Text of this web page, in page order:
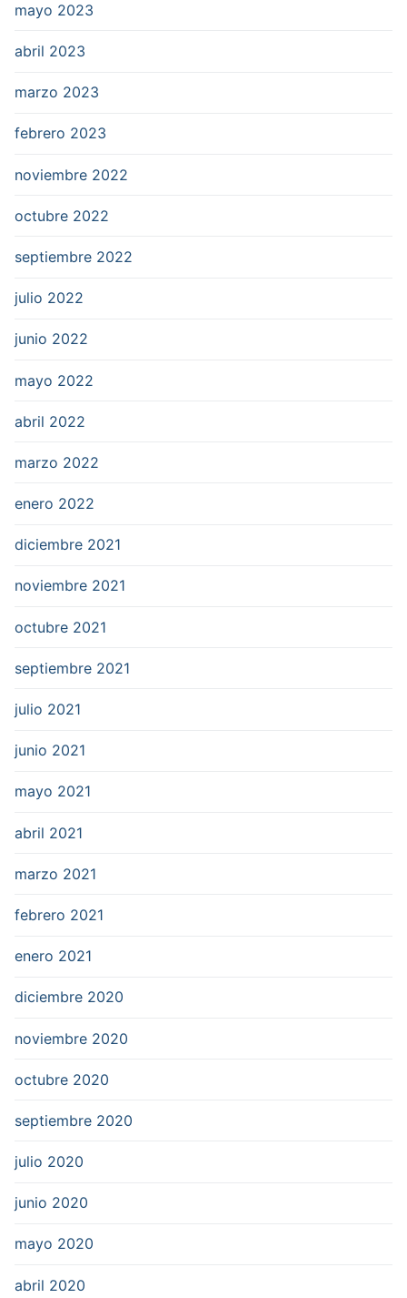
mayo 2023
abril 2023
marzo 2023
febrero 2023
noviembre 2022
octubre 2022
septiembre 2022
julio 2022
junio 2022
mayo 2022
abril 2022
marzo 2022
enero 2022
diciembre 2021
noviembre 2021
octubre 2021
septiembre 2021
julio 2021
junio 2021
mayo 2021
abril 2021
marzo 2021
febrero 2021
enero 2021
diciembre 2020
noviembre 2020
octubre 2020
septiembre 2020
julio 2020
junio 2020
mayo 2020
abril 2020